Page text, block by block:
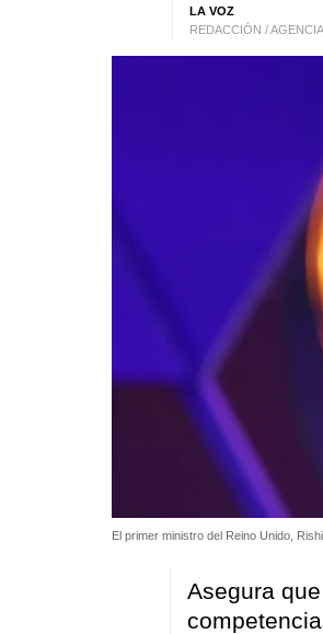
LA VOZ
REDACCIÓN /
El primer ministro del Reino Unido,
Asegura